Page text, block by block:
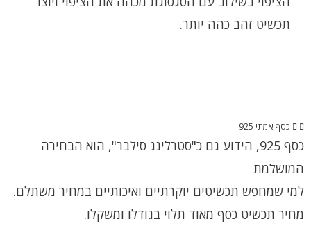
תכשיט זהב כהה יותר.
כסף אמתי 925
כסף 925, הידוע גם כ"סטרלינג סילבר", הוא הבחירה
המושלמת
למי שמחפש תכשיטים יוקרתיים ואיכותיים במחיר משתלם.
מחיר תכשיט כסף מאוד תלוי בגודלו ומשקלו.